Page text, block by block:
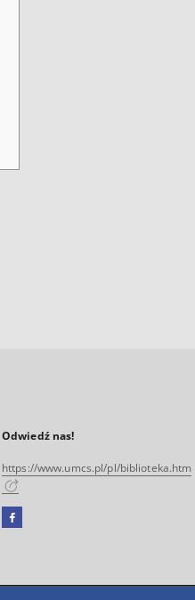
Odwiedź nas!
https://www.umcs.pl/pl/biblioteka.htm
Facebook
się